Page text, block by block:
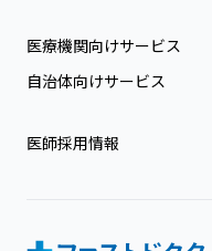
医療機関向けサービス
自治体向けサービス
医師採用情報